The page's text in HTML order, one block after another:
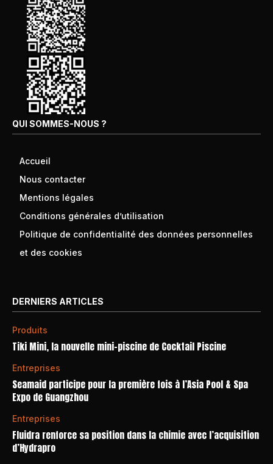
QUI SOMMES-NOUS ?
Accueil
Nous contacter
Mentions légales
Conditions générales d’utilisation
Politique de confidentialité des données personnelles
et des cookies
DERNIERS ARTICLES
Produits
Tiki Mini, la nouvelle mini-piscine de Cocktail Piscine
Entreprises
Seamaid participe pour la première fois à l’Asia Pool & Spa
Expo de Guangzhou
Entreprises
Fluidra renforce sa position dans la chimie avec l’acquisition
d’Hydrapro